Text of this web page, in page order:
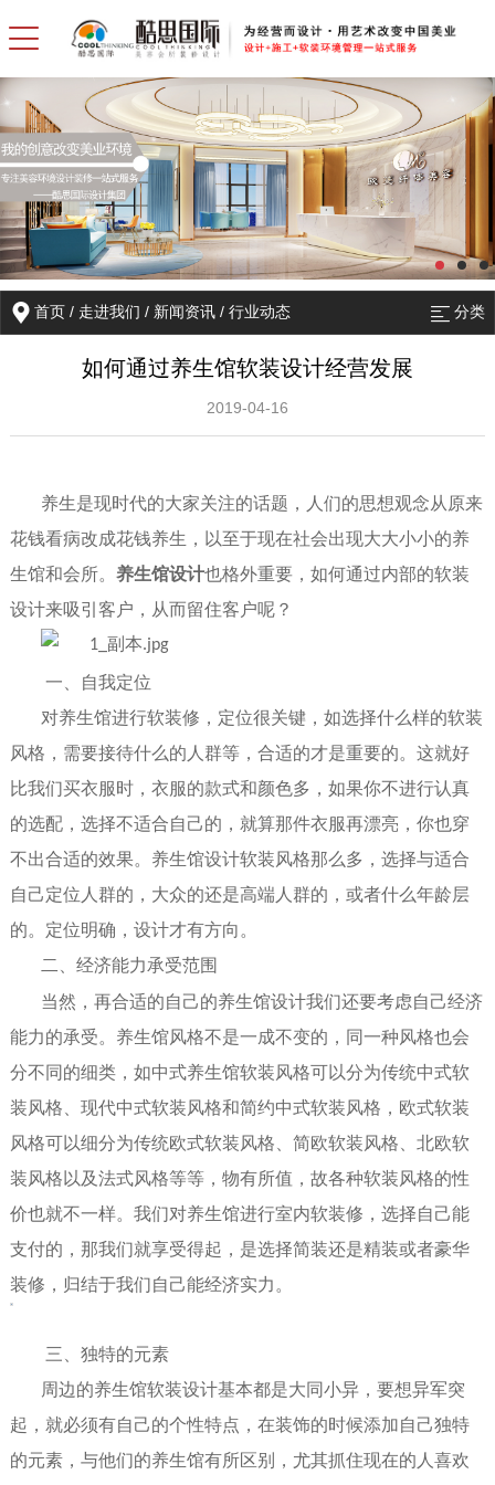
首页 / 走进我们 / 新闻资讯 /行业动态 分类
如何通过养生馆软装设计经营发展
2019-04-16
养生是现时代的大家关注的话题，人们的思想观念从原来
花钱看病改成花钱养生，以至于现在社会出现大大小小的养
生馆和会所。 养生馆设计也格外重要， 如何通过内部的软装
设计来吸引客户，从而留住客户呢？
一、
自我定位
对养生馆进行软装修， 定位很关键， 如选择什么样的软装
风格 ，需要接待什么的人群等，合适的才是重要的。这就好
比我们买衣服时， 衣服的款式和颜色多，如果你不进行认真
的选配，选择不适合自己的，就算那件衣服再漂亮，你也穿
不出合适的效果。 养生馆设计软装风格那么多，选择与适合
自己定位人群的，大众的还是高端人群的，或者什么年龄层
的。 定位明确，设计才有方向。
二、 经济能力承受范围
当然，再合适的自己的养生馆设计我们还要考虑自己经济
能力的承受。养生馆风格不是一成不变的，同一种风格也会
分不同的细类，如中式养生馆软装风格可以分为传统中式软
装风格、现代中式软装风格和简约中式软装风格，欧式软装
风格可以细分为传统欧式软装风格、简欧软装风格、北欧软
装风格以及法式风格等等，物有所值，故各种软装风格的性
价也就不一样。我们对养生馆进行室内软装修，选择自己能
支付的，那我们就享受得起， 是选择简装还是精装或者豪华
装修，归结于我们自己能经济实力。
三、独特的元素
周边的养生馆软装设计基本都是大同小异，要想异军突
起，就必须有自己的个性特点，在装饰的时候添加自己独特
的元素， 与他们的养生馆有所区别 ， 尤其抓住现在的人喜欢